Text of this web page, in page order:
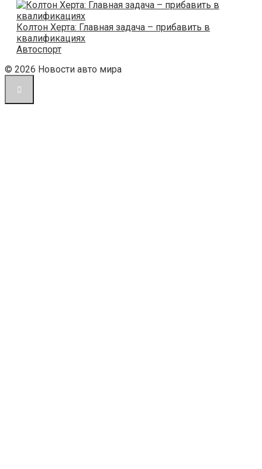
Колтон Херта: Главная задача – прибавить в
квалификациях
Автоспорт
© 2026 Новости авто мира